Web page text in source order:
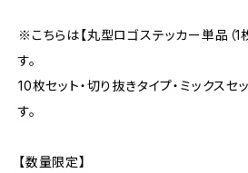
※こちらは【丸型ロゴステッカー単品（1
す。
10枚セット・切り抜きタイプ・ミックス
す。
【数量限定】